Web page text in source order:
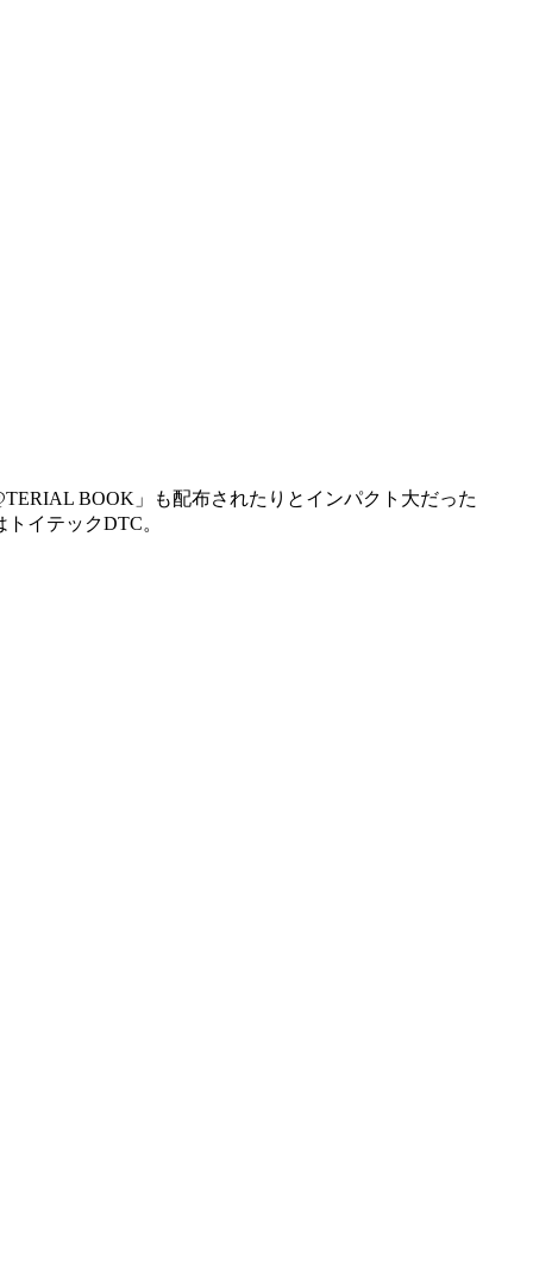
BOOK」も配布されたりとインパクト大だった
イテックDTC。